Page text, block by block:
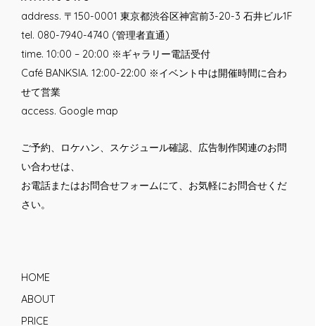
address. 〒150-0001 東京都渋谷区神宮前3-20-3 石井ビル1F
tel. 080-7940-4740 (管理者直通)
time. 10:00 – 20:00 ※ギャラリー電話受付
Café BANKSIA. 12:00-22:00 ※イベント中は開催時間に合わ
せて営業
access. Google map
ご予約、ロケハン、スケジュール確認、広告制作関連のお問
い合わせは、
お電話またはお問合せフォームにて、お気軽にお問合せくだ
さい。
HOME
ABOUT
PRICE